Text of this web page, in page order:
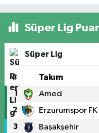
Süper Lig
Süper Lig
# Takım
1 Amed
2 Erzurumspor FK
3 Başakşehir